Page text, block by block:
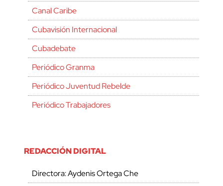
Canal Caribe
Cubavisión Internacional
Cubadebate
Periódico Granma
Periódico Juventud Rebelde
Periódico Trabajadores
REDACCIÓN DIGITAL
Directora: Aydenis Ortega Che